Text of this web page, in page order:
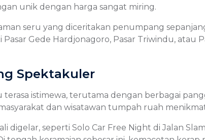
unik dengan harga sangat miring.
seru yang diceritakan penumpang
Gede Hardjonagoro, Pasar Triwindu,
Spektakuler
terasa istimewa, terutama dengan berbagai
dan wisatawan tumpah ruah
digelar, seperti Solo Car Free Night di Jalan